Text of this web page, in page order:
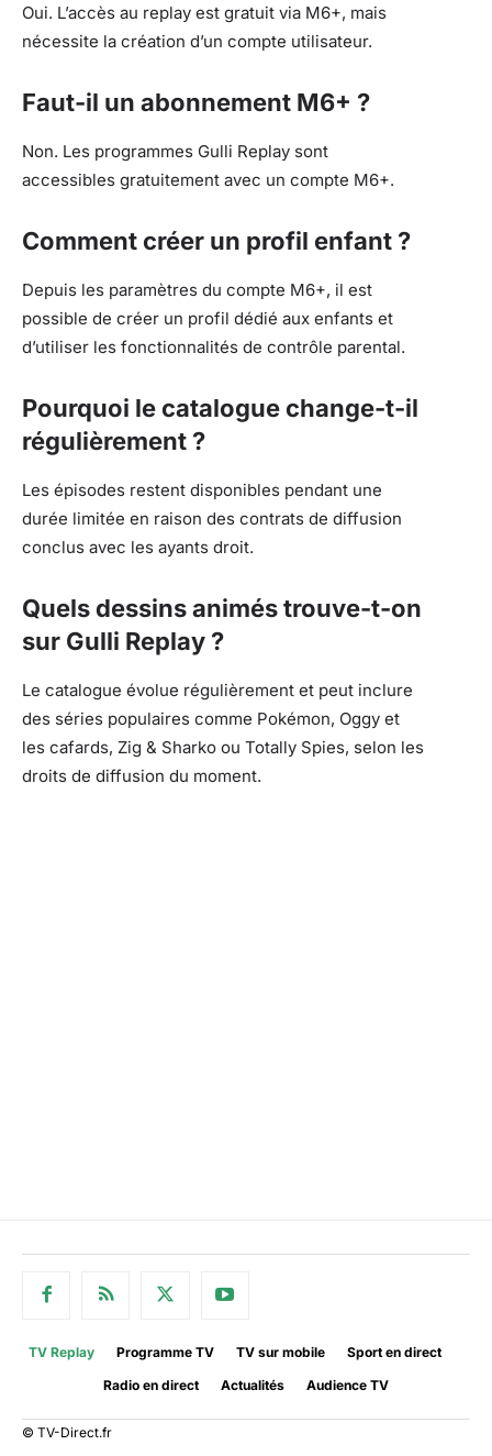
Oui. L’accès au replay est gratuit via M6+, mais
nécessite la création d’un compte utilisateur.
Faut-il un abonnement M6+ ?
Non. Les programmes Gulli Replay sont
accessibles gratuitement avec un compte M6+.
Comment créer un profil enfant ?
Depuis les paramètres du compte M6+, il est
possible de créer un profil dédié aux enfants et
d’utiliser les fonctionnalités de contrôle parental.
Pourquoi le catalogue change-t-il
régulièrement ?
Les épisodes restent disponibles pendant une
durée limitée en raison des contrats de diffusion
conclus avec les ayants droit.
Quels dessins animés trouve-t-on
sur Gulli Replay ?
Le catalogue évolue régulièrement et peut inclure
des séries populaires comme Pokémon, Oggy et
les cafards, Zig & Sharko ou Totally Spies, selon les
droits de diffusion du moment.
TV Replay Programme TV TV sur mobile
Sport en direct
Radio en direct
Actualités Audience TV
© TV-Direct.fr